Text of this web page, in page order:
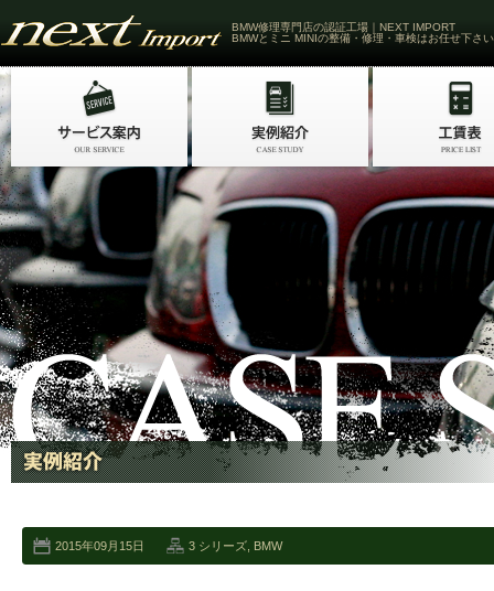
BMW修理専門店の認証工場｜NEXT IMPORT
BMWとミニ MINIの整備・修理・車検はお任せ下さい
2015年09月15日 3 シリーズ BMW